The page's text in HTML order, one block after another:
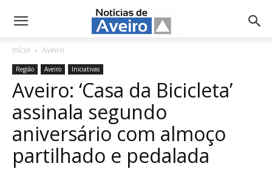
NotíciasdeAveiro.pt
Início Aveiro
Região Aveiro Iniciativas
Aveiro: ‘Casa da Bicicleta’
assinala segundo
aniversário com almoço
partilhado e pedalada